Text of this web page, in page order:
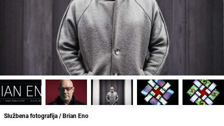
Službena fotografija / Brian Eno